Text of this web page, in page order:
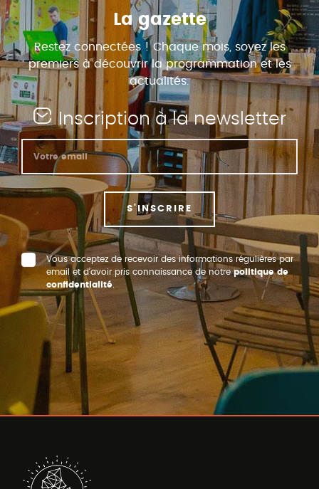
La gazette
Restez connectées ! Chaque mois, soyez les
premiers à découvrir la programmation et les
actualités.
Inscription à la newsletter
S'INSCRIRE
Vous acceptez de recevoir des informations régulières par
email et d’avoir pris connaissance de notrepolitique de
confidentialité